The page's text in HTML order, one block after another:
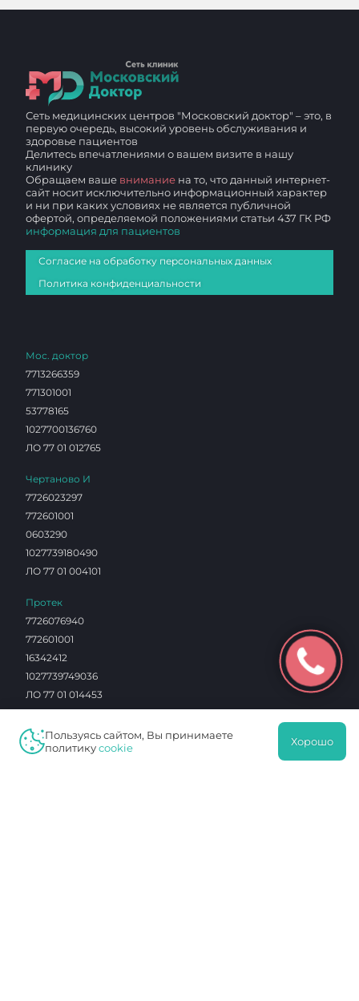
Сеть медицинских центров "Московский доктор" – это, в
первую очередь, высокий уровень обслуживания и
здоровье пациентов
Делитесь впечатлениями о вашем визите в нашу
клинику
Обращаем ваше внимание на то, что данный интернет-
сайт носит исключительно информационный характер
и ни при каких условиях не является публичной
офертой, определяемой положениями статьи 437 ГК РФ
информация для пациентов
Согласие на обработку персональных данных
Политика конфиденциальности
Мос. доктор
7713266359
771301001
53778165
1027700136760
ЛО 77 01 012765
Чертаново И
7726023297
772601001
0603290
1027739180490
ЛО 77 01 004101
Протек
7726076940
772601001
16342412
1027739749036
ЛО 77 01 014453
Пользуясь сайтом, Вы принимаете
политикуcookie Хорошо